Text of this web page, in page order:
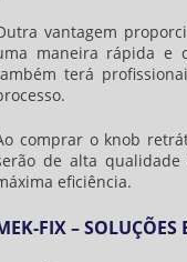
vantagem
maneira rápida e
terá
comprar o knob
de alta
eficiência.
FIX – SOLUÇÕES